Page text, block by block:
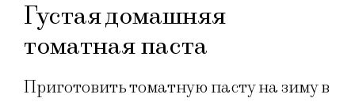
Густая домашняя
томатная паста
Приготовить томатную пасту на зиму в